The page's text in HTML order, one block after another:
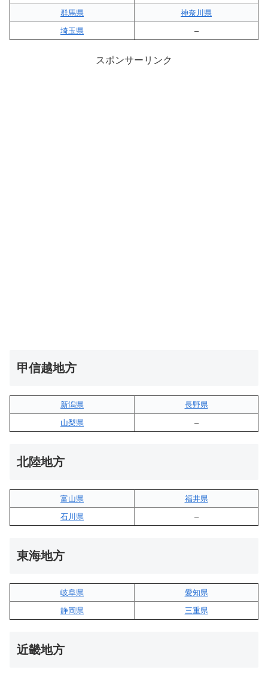
群馬県
神奈川県
埼玉県
–
スポンサーリンク
甲信越地方
新潟県
長野県
山梨県
–
北陸地方
富山県
福井県
石川県
–
東海地方
岐阜県
愛知県
静岡県
三重県
近畿地方